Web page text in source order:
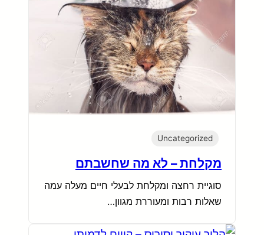
Uncategorized
מקלחת – לא מה שחשבתם
סוגיית רחצה ומקלחת לבעלי חיים מעלה עמה
שאלות רבות ומעוררת מגוון…